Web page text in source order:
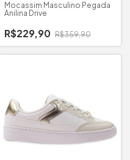
Mocassim Masculino Pegada
Anilina Drive
R$229,90 R$359,90